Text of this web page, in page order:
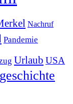
Nachruf
Pandemie
Urlaub USA